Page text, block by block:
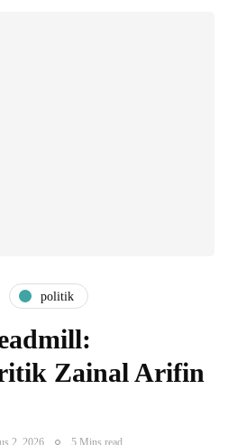
politik
Zainal Arifin